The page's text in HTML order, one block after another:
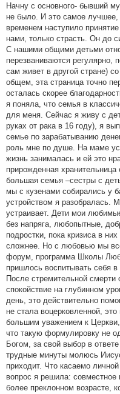
Начну с основного- бывший
не было. И это самое
временем наступило
нами, только страсть. Он до
С нашими общими детьми
перезваниваются регулярно,
сам живет в другой стране)
общем, эта страница точно
осталась скорее
я поняла, что семья в
для меня. Сейчас я живу с
руках от рака в 16 году), я
семье по зарабатыванию
роль мне по душе. На маме
жизнь занималась и ей это
прирожденная хранительница
большая семья –сестры с
мы с кузенами собирались у
устройством я разобралась.
устраивает. Дети мои
без напряга, любопытные,
подростки, пока кризиса в
сложнее. Но с любовью мы
форум, программа Школы
пришлось воспитывать себя в
После стремительной смерти
спокойствие на глубинном
день, это действительно
не стала воцерковленной,
большим уважением к
что такую формулировку не
Богом, за свой выбор в
трудные минуты молюсь
приходит. Что касаемо
вопрос я решила: совместное
более преклонном возрасте,